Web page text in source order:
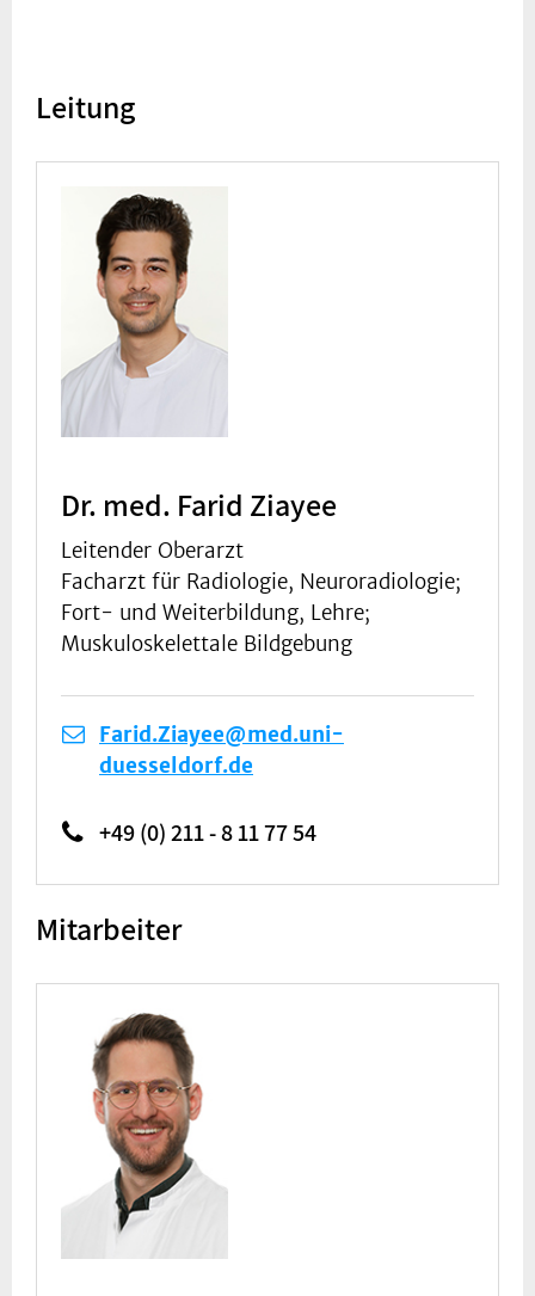
Leitung
Dr. med. Farid Ziayee
Leitender Oberarzt
Facharzt für Radiologie, Neuroradiologie;
Fort- und Weiterbildung, Lehre;
Muskuloskelettale Bildgebung
Farid.Ziayee@med.uni-
duesseldorf.de
+49 (0) 211 - 8 11 77 54
Mitarbeiter